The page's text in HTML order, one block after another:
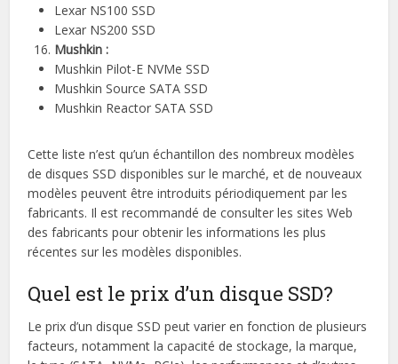
Lexar NS100 SSD
Lexar NS200 SSD
Mushkin :
Mushkin Pilot-E NVMe SSD
Mushkin Source SATA SSD
Mushkin Reactor SATA SSD
Cette liste n’est qu’un échantillon des nombreux modèles
de disques SSD disponibles sur le marché, et de nouveaux
modèles peuvent être introduits périodiquement par les
fabricants. Il est recommandé de consulter les sites Web
des fabricants pour obtenir les informations les plus
récentes sur les modèles disponibles.
Quel est le prix d’un disque SSD?
Le prix d’un disque SSD peut varier en fonction de plusieurs
facteurs, notamment la capacité de stockage, la marque,